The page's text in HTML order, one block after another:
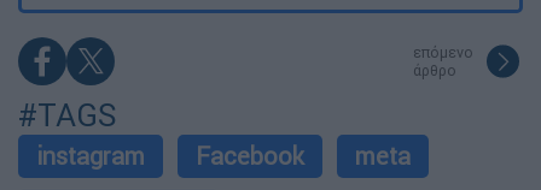
επόμενο
άρθρο
#TAGS
instagram Facebook
meta